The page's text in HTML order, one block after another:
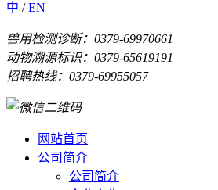
中 /EN
兽用检测诊断：0379-69970661
动物溯源标识：0379-65619191
招聘热线：0379-69955057
网站首页
公司简介
公司简介